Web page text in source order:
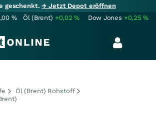
geschenkt.→ Jetzt Depot eröffnen
% Öl (Brent) +0,02% Dow Jones +0,25%
Öl (Brent) Rohstoff